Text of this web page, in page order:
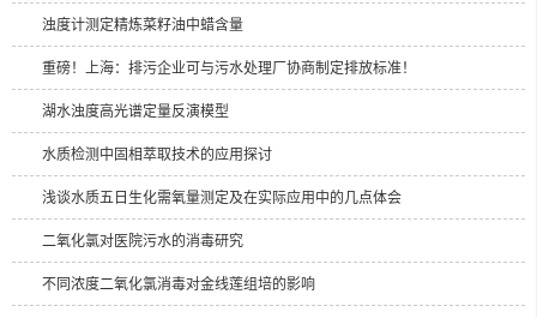
浊度计测定精炼菜籽油中蜡含量
重磅！上海：排污企业可与污水处理厂协商制定排放标准！
湖水浊度高光谱定量反演模型
水质检测中固相萃取技术的应用探讨
浅谈水质五日生化需氧量测定及在实际应用中的几点体会
二氧化氯对医院污水的消毒研究
不同浓度二氧化氯消毒对金线莲组培的影响